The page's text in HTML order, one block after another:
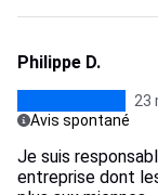
Philippe D.
23
Avis spontané
Je suis
entreprise dont